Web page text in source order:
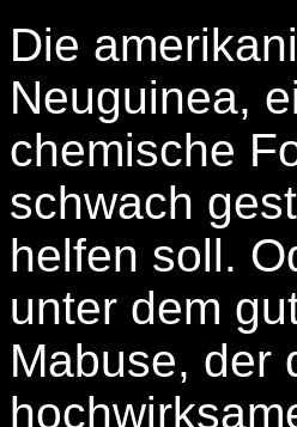
Die
Neuguinea,
chemische
schwach
helfen soll.
unter dem
Mabuse, der